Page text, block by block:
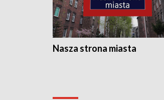
Nasza strona miasta